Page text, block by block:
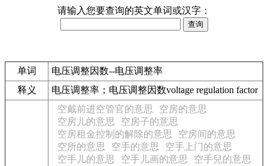
请输入您要查询的英文单词或汉字：
单词
电压调整因数--电压调整率
释义
电压调整率；电压调整因数voltage regulation factor
空戴前进空管官的意思
空房的意思
空房儿的意思
空房子的意思
空房租金控制的解除的意思
空房间的意思
空所的意思
空手的意思
空手上门的意思
空手儿的意思
空手儿画的意思
空手兒的意思